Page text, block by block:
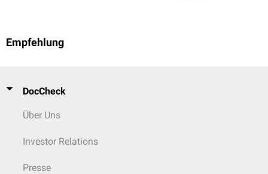
Empfehlung
DocCheck
Über Uns
Investor Relations
Presse